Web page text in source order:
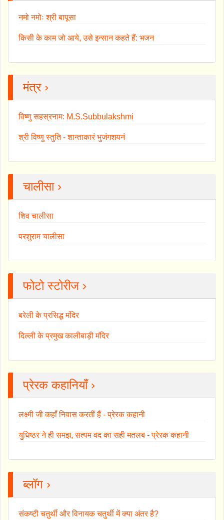
नमो नमोः श्री बापूसा
किसी के काम जो आये, उसे इन्सान कहते हैं: भजन
मंत्र ›
विष्णु सहस्रनाम: M.S.Subbulakshmi
श्री विष्णु स्तुति - शान्ताकारं भुजंगशयनं
चालीसा ›
शिव चालीसा
परशुराम चालीसा
फोटो स्टोरीज ›
बरेली के प्रसिद्ध मंदिर
दिल्ली के प्रमुख कालीबाड़ी मंदिर
प्रेरक कहानियाँ ›
लक्ष्मी जी कहाँ निवास करतीं हैं - प्रेरक कहानी
युधिष्ठर ने ही समझ, सत्यम वद का सही मतलब - प्रेरक कहानी
ब्लॉग ›
संकष्टी चतुर्थी और विनायक चतुर्थी में क्या अंतर है?